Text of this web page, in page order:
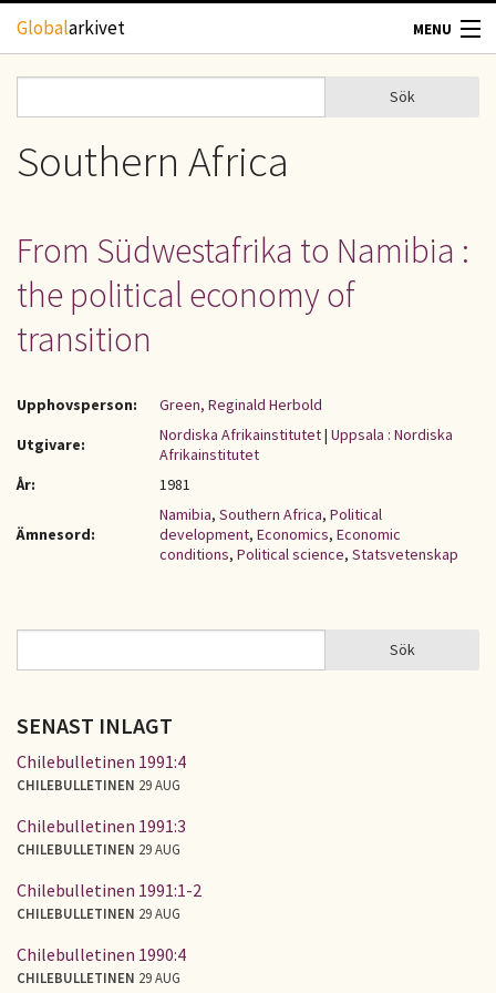
Hoppa till huvudinnehåll
Globalarkivet MENU
TIDSKRIFTER
UPPHOVSRÄTT
Sökformulär
Sök
Southern Africa
From Südwestafrika to Namibia :
the political economy of
transition
Upphovsperson:
Green, Reginald Herbold
Utgivare:
Nordiska Afrikainstitutet| Uppsala : Nordiska
Afrikainstitutet
År:
1981
Ämnesord:
Namibia, Southern Africa, Political
development, Economics, Economic
conditions, Political science, Statsvetenskap
SÖKFORMULÄR Sök
SENAST INLAGT
Chilebulletinen 1991:4
CHILEBULLETINEN 29 AUG
Chilebulletinen 1991:3
CHILEBULLETINEN 29 AUG
Chilebulletinen 1991:1-2
CHILEBULLETINEN 29 AUG
Chilebulletinen 1990:4
CHILEBULLETINEN 29 AUG